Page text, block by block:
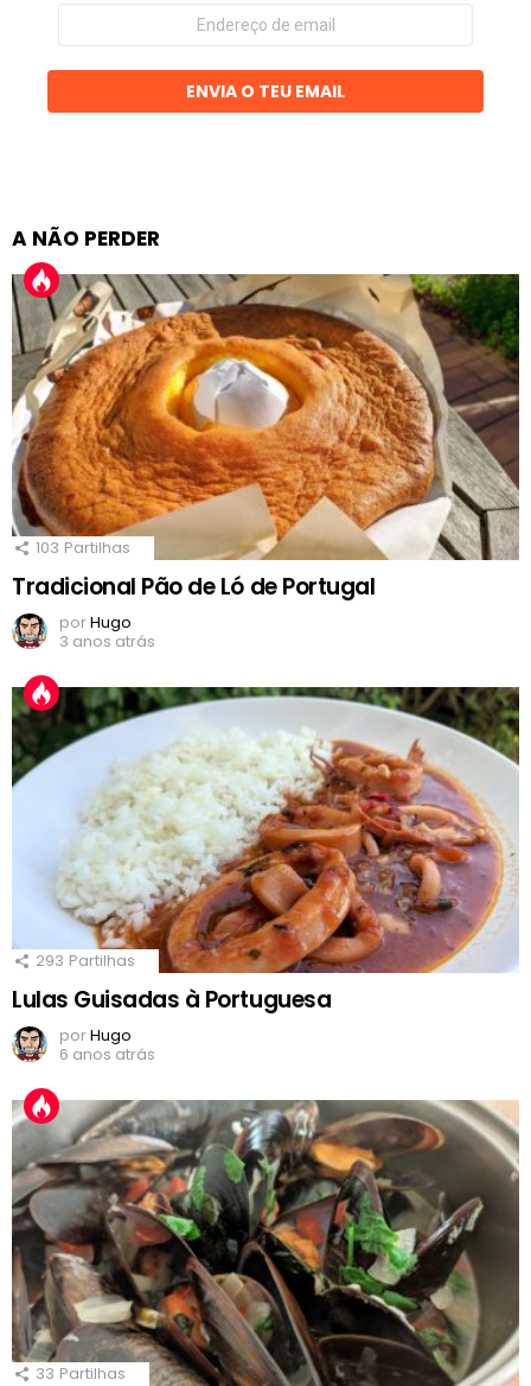
Endereço
email
ENVIA O TEU EMAIL
A NÃO PERDER
103 Partilhas
Tradicional Pão de Ló de Portugal
porHugo
3 anos atrás
293 Partilhas
Lulas Guisadas à Portuguesa
porHugo
6 anos atrás
33 Partilhas